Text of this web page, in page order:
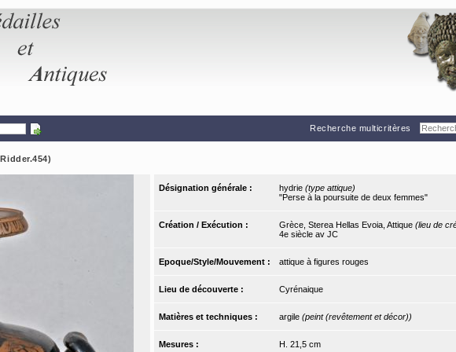
Recherche multicritères
Désignation générale : hydrie (type attique)
"Perse à la poursuite de deux femmes"
Création / Exécution : Grèce, Sterea Hellas Evoia, Attique (lieu de
4e siècle av JC
Epoque/Style/Mouvement : attique à figures rouges
Lieu de découverte : Cyrénaique
Matières et techniques : argile (peint (revêtement et décor))
Mesures : H. 21,5 cm